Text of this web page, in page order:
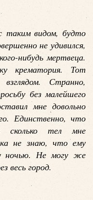
таким видом, будто
не удивился,
нибудь мертвеца.
крематория. Тот
Странно,
без малейшего
мне довольно
Единственно, что
сколько тел мне
не знаю, что ему
ночью. Не могу же
весь город.